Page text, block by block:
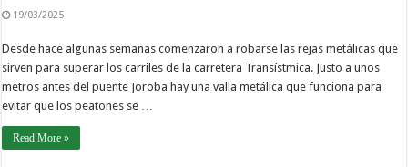
19/03/2025
Desde hace algunas semanas comenzaron a robarse las rejas metálicas que
sirven para superar los carriles de la carretera Transístmica. Justo a unos
metros antes del puente Joroba hay una valla metálica que funciona para
evitar que los peatones se …
Read More »